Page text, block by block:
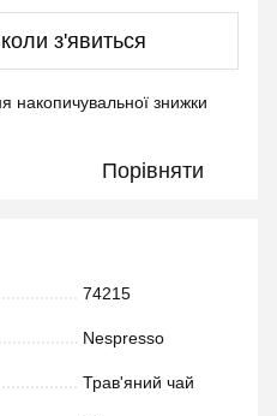
з'явиться
накопичувальної знижки
Порівняти
74215
Nespresso
Трав'яний чай